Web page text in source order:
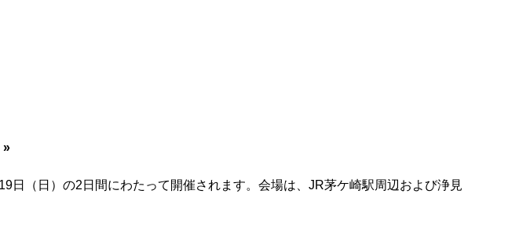
»
（日）の2日間にわたって開催されます。会場は、JR茅ケ崎駅周辺および浄見